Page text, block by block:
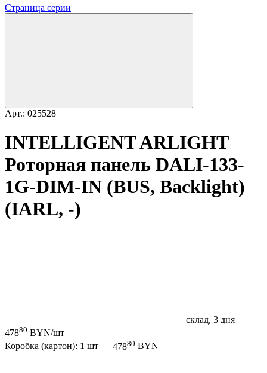
Страница серии
Арт.: 025528
INTELLIGENT ARLIGHT
Роторная панель DALI-133-
1G-DIM-IN (BUS, Backlight)
(IARL, -)
склад, 3 дня
47880 BYN/шт
Коробка (картон): 1 шт — 47880 BYN